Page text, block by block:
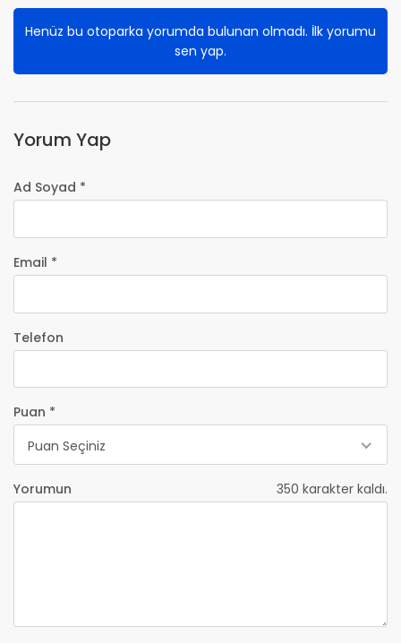
Henüz bu otoparka yorumda bulunan olmadı. İlk yorumu
sen yap.
Yorum Yap
Ad Soyad *
Email *
Telefon
Puan *
Puan Seçiniz
Yorumun 350 karakter kaldı.